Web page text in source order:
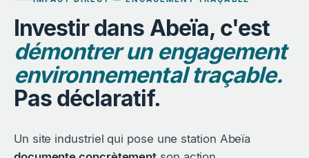
Investir dans Abeïa, c'est
démontrer un engagement
environnemental traçable.
Pas déclaratif.
Un site industriel qui pose une station Abeïa